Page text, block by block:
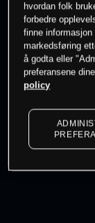
0% av
hvordan folk
forbedre
finne
markedsføring
å godta eller
preferansene
policy